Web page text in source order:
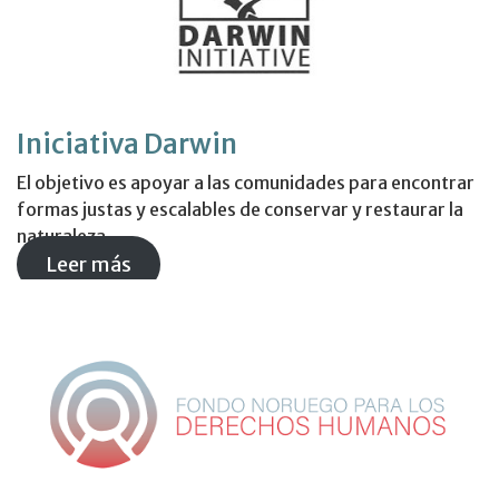
Iniciativa Darwin
El objetivo es apoyar a las comunidades para encontrar
formas justas y escalables de conservar y restaurar la
naturaleza.
Leer más